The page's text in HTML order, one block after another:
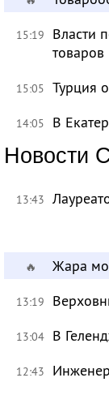
15:19
Власти
товаров
15:05 Турция
14:05 В
Новости
13:43
🔥 Жара
13:19
13:04 В
12:43